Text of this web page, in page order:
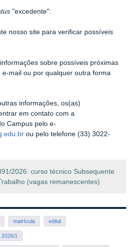
"excedente":
nosso site para verificar possíveis
sobre possíveis próximas
mail ou por qualquer outra forma
informações, os(as)
em contato com a
Campus pelo e-
ou pelo telefone (33) 3022-
2026: curso técnico Subsequente
(vagas remanescentes)
matrícula edital
2026/1